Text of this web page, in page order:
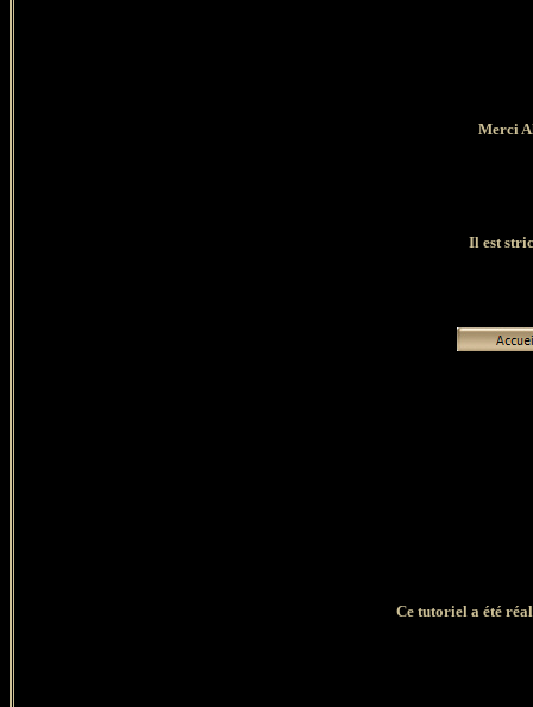
Merci
Il est
Ce tutoriel a été